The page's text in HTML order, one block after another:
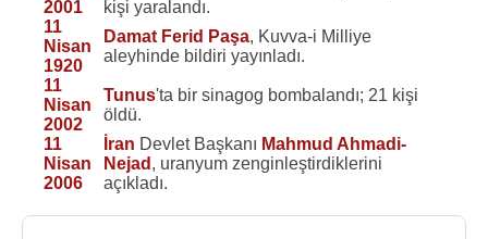
2001
kişi yaralandı.
11
Nisan
1920
Damat Ferid Paşa, Kuvva-i Milliye
aleyhinde bildiri yayınladı.
11
Nisan
2002
Tunus'ta bir sinagog bombalandı; 21 kişi
öldü.
11
Nisan
2006
İran Devlet Başkanı Mahmud Ahmadi-
Nejad , uranyum zenginleştirdiklerini
açıkladı.